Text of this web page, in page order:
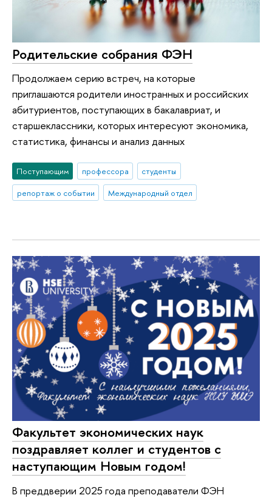
Родительские собрания ФЭН
Продолжаем серию встреч, на которые
приглашаются родители иностранных и российских
абитуриентов, поступающих в бакалавриат, и
старшеклассники, которых интересуют экономика,
статистика, финансы и анализ данных
Поступающим профессора
студенты
репортаж о событии
Международный отдел
Факультет экономических наук
поздравляет коллег и студентов с
наступающим Новым годом!
В преддверии 2025 года преподаватели ФЭН